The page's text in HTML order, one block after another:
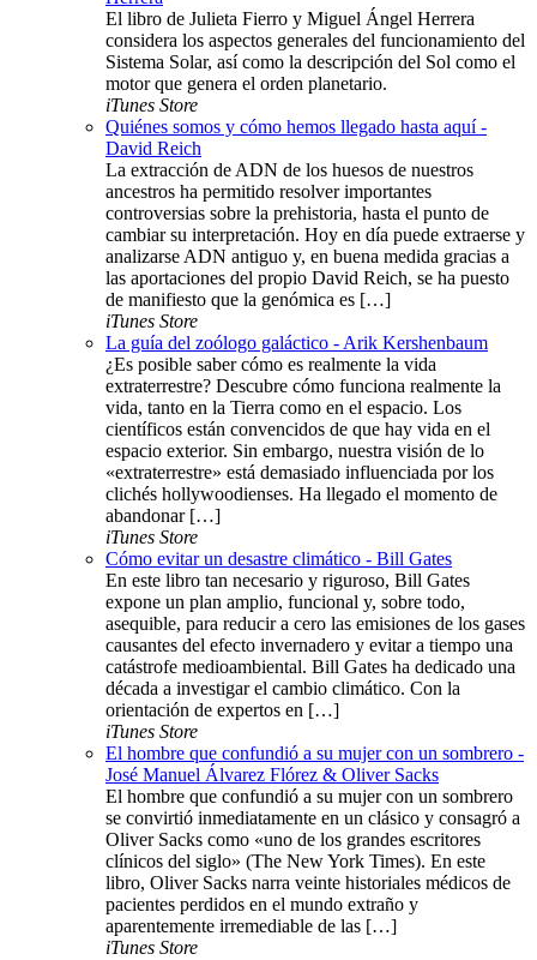
El libro de Julieta Fierro y Miguel Ángel Herrera
considera los aspectos generales del funcionamiento del
Sistema Solar, así como la descripción del Sol como el
motor que genera el orden planetario.
iTunes Store
Quiénes somos y cómo hemos llegado hasta aquí -
David Reich
La extracción de ADN de los huesos de nuestros
ancestros ha permitido resolver importantes
controversias sobre la prehistoria, hasta el punto de
cambiar su interpretación. Hoy en día puede extraerse y
analizarse ADN antiguo y, en buena medida gracias a
las aportaciones del propio David Reich, se ha puesto
de manifiesto que la genómica es […]
iTunes Store
La guía del zoólogo galáctico - Arik Kershenbaum
¿Es posible saber cómo es realmente la vida
extraterrestre? Descubre cómo funciona realmente la
vida, tanto en la Tierra como en el espacio. Los
científicos están convencidos de que hay vida en el
espacio exterior. Sin embargo, nuestra visión de lo
«extraterrestre» está demasiado influenciada por los
clichés hollywoodienses. Ha llegado el momento de
abandonar […]
iTunes Store
Cómo evitar un desastre climático - Bill Gates
En este libro tan necesario y riguroso, Bill Gates
expone un plan amplio, funcional y, sobre todo,
asequible, para reducir a cero las emisiones de los gases
causantes del efecto invernadero y evitar a tiempo una
catástrofe medioambiental. Bill Gates ha dedicado una
década a investigar el cambio climático. Con la
orientación de expertos en […]
iTunes Store
El hombre que confundió a su mujer con un sombrero -
José Manuel Álvarez Flórez & Oliver Sacks
El hombre que confundió a su mujer con un sombrero
se convirtió inmediatamente en un clásico y consagró a
Oliver Sacks como «uno de los grandes escritores
clínicos del siglo» (The New York Times). En este
libro, Oliver Sacks narra veinte historiales médicos de
pacientes perdidos en el mundo extraño y
aparentemente irremediable de las […]
iTunes Store